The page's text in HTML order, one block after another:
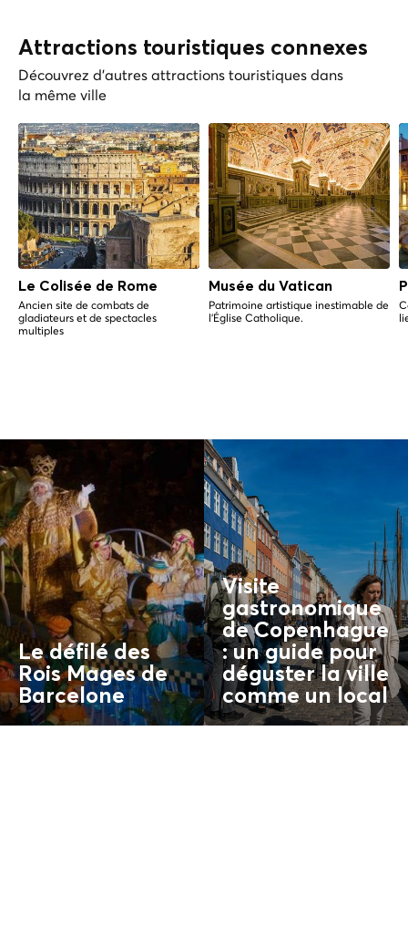
Attractions touristiques connexes
Découvrez d'autres attractions touristiques dans
la même ville
Le Colisée de Rome
Ancien site de combats de
gladiateurs et de spectacles
multiples
Musée du Vatican
Patrimoine artistique inestimable de
l'Église Catholique.
Le défilé des
Rois Mages de
Barcelone
Visite
gastronomique
de Copenhague
: un guide pour
déguster la ville
comme unlocal